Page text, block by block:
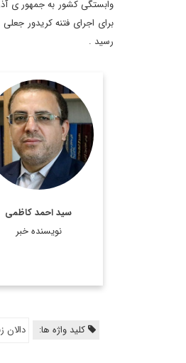
وابستگی کشور به جمهور ی
برای اجرای فتنه کریدور
رسید .
سید احمد کاظمی
نویسنده خبر
استاد حقوق
دانشگاه
اطلاعات بیشتر
کلید واژه ها: دالان